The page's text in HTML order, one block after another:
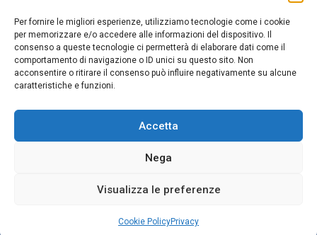
Per fornire le migliori esperienze, utilizziamo tecnologie come i cookie
per memorizzare e/o accedere alle informazioni del dispositivo. Il
consenso a queste tecnologie ci permetterà di elaborare dati come il
comportamento di navigazione o ID unici su questo sito. Non
acconsentire o ritirare il consenso può influire negativamente su alcune
caratteristiche e funzioni.
Accetta
Nega
Visualizza le preferenze
Cookie PolicyPrivacy
E-mail: rcvc010005@istruzione.it
PEC:rcvc010005@pec.istruzione.it
ORARIO DI APERTURA
Dal lunedì al Venerdì
dalle ore 07,00 alle ore 18,30
Copyright © 2025 Convitto Nazionale di Stato
Obiettivi di Accessibilità